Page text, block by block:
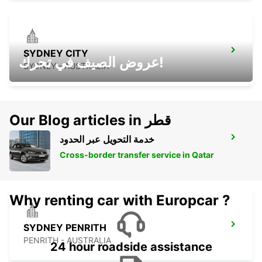
SYDNEY CITY
SYDNEY - AUSTRALIA
SYDNEY ARTARMON
ARTARMON - AUSTRALIA
SYDNEY PENRITH
PENRITH - AUSTRALIA
عروض الصيف في تحرك!
Our Blog articles in قطر
خدمة التحويل عبر الحدود
Cross-border transfer service in Qatar
Why renting car with Europcar ?
24 hour roadside assistance